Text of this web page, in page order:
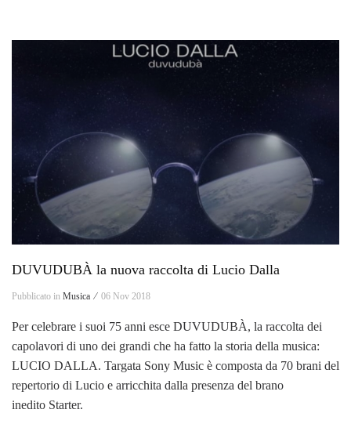
DUVUDUBÀ la nuova raccolta di Lucio Dalla
Pubblicato in Musica ⁄ 06 Nov 2018
Per celebrare i suoi 75 anni esce DUVUDUBÀ, la raccolta dei
capolavori di uno dei grandi che ha fatto la storia della musica:
LUCIO DALLA. Targata Sony Music è composta da 70 brani del
repertorio di Lucio e arricchita dalla presenza del brano
inedito Starter.